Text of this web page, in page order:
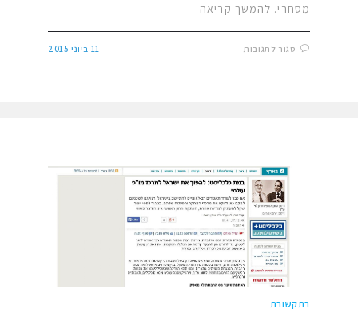
מסחרי. להמשך קריאה
סגור לתגובות 11 ביוני 2015
בתקשורת